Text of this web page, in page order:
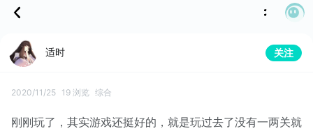
适时 关注
2020/11/25 19 浏览 综合
刚刚玩了，其实游戏还挺好的，就是玩过去了没有一两关就